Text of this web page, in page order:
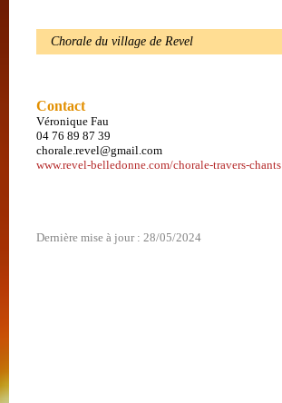
Chorale du village de Revel
Contact
Véronique Fau
04 76 89 87 39
chorale.revel@gmail.com
www.revel-belledonne.com/chorale-travers-chants
Dernière mise à jour : 28/05/2024